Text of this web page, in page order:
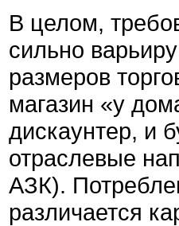
В целом,
сильно
размеров
магазин «у
дискаунтер, и
отраслевые
АЗК).
различается